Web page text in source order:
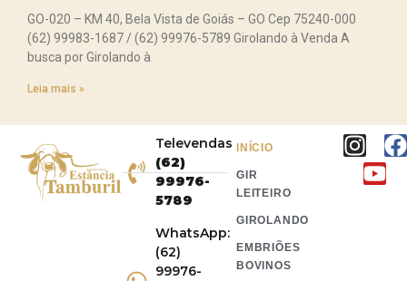
GO-020 – KM 40, Bela Vista de Goiás – GO Cep 75240-000
(62) 99983-1687 / (62) 99976-5789 Girolando à Venda A
busca por Girolando à
Leia mais »
Televendas
(62)
99976-
5789
WhatsApp:
(62)
99976-
INÍCIO
GIR
LEITEIRO
GIROLANDO
EMBRIÕES
BOVINOS